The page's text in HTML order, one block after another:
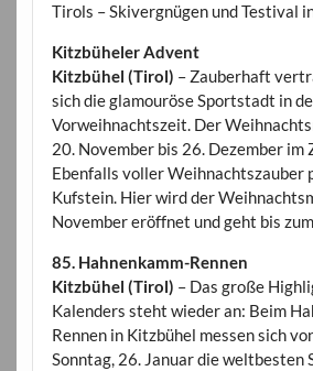
Tirols – Skivergnügen und Testival
Kitzbüheler Advent
Kitzbühel (Tirol) – Zauberhaft
sich die glamouröse Sportstadt in
Vorweihnachtszeit. Der
20. November bis 26. Dezember
Ebenfalls voller Weihnachtszauber
Kufstein. Hier wird der
November eröffnet und geht bis
85. Hahnenkamm-Rennen
Kitzbühel (Tirol) – Das große
Kalenders steht wieder an: Beim
Rennen in Kitzbühel messen sich
Sonntag, 26. Januar die weltbesten